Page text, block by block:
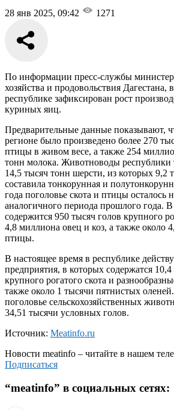
28 янв 2025, 09:42 1271
По информации пресс-службы
хозяйства и продовольствия Дагестана,
республике зафиксирован рост
куриных яиц.
Предварительные данные показывают,
регионе было произведено более 270
птицы в живом весе, а также 254
тонн молока. Животноводы республики
14,5 тысяч тонн шерсти, из которых 9,2
составила тонкорунная и
года поголовье скота и птицы осталось
аналогичного периода прошлого года. В
содержится 950 тысяч голов крупного
4,8 миллиона овец и коз, а также около
птицы.
В настоящее время в республике
предприятия, в которых содержатся 10,4
крупного рогатого скота и
также около 1 тысячи пятнистых
поголовье сельскохозяйственных
34,51 тысячи условных голов.
Источник: Meatinfo.ru
Новости meatinfo – читайте в нашем
Подписаться
“meatinfo” в социальных сетях: